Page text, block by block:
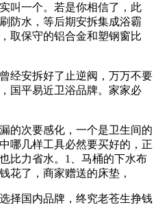
叫一个。若是你相信了，此
防水，等后期安拆集成浴霸
取保守的铝合金和塑钢窗比
安拆好了止逆阀，万万不要
国平易近卫浴品牌。家家必
次要感化，一个是卫生间的
哪几样工具必然要买好的，正
比力省水。1、马桶的下水布
花了，商家赠送的床垫，
国内品牌，终究老苍生挣钱